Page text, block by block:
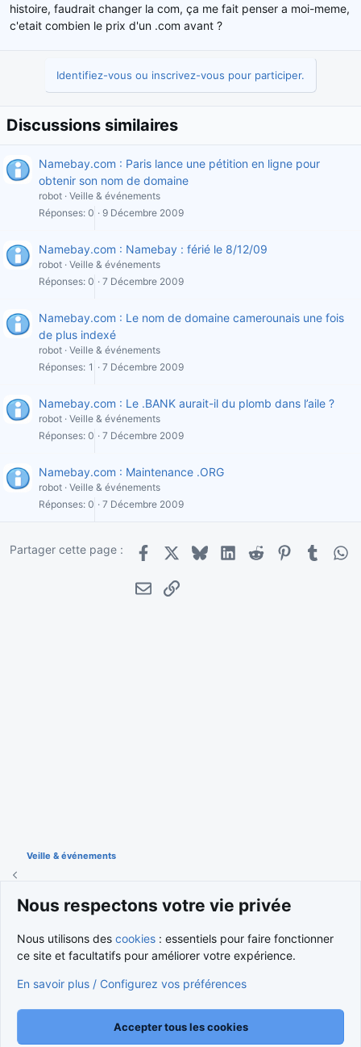
histoire, faudrait changer la com, ça me fait penser a moi-meme,
c'etait combien le prix d'un .com avant ?
Identifiez-vous ou inscrivez-vous pour participer.
Discussions similaires
Namebay.com : Paris lance une pétition en ligne pour
obtenir son nom de domaine
robot Veille & événements
Réponses 0 9 Décembre 2009
Namebay.com : Namebay : férié le 8/12/09
robot Veille & événements
Réponses 0 7 Décembre 2009
Namebay.com : Le nom de domaine camerounais une fois
de plus indexé
robot Veille & événements
Réponses 1 7 Décembre 2009
Namebay.com : Le .BANK aurait-il du plomb dans l’aile ?
robot Veille & événements
Réponses 0 7 Décembre 2009
Namebay.com : Maintenance .ORG
robot Veille & événements
Réponses 0 7 Décembre 2009
Partager cette page :
Facebook
X BlueskyLinkedInRedditPinterestTumblr
E-mailLien
Veille & événements
Cookies
Nous contacter
Conditions et règlement
Politique de confidentialité
Aide Accueil
R
Community platform by XenForo®
© 2010-2026 XenForo Ltd.
Nous respectons votre vie privée
Nous utilisons des cookies : essentiels pour faire fonctionner
ce site et facultatifs pour améliorer votre expérience.
En savoir plus / Configurez vos préférences
Accepter tous les cookies